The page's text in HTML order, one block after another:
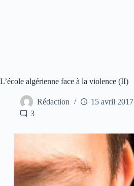
L’école algérienne face à la violence (II)
Rédaction 15 avril 2017
3